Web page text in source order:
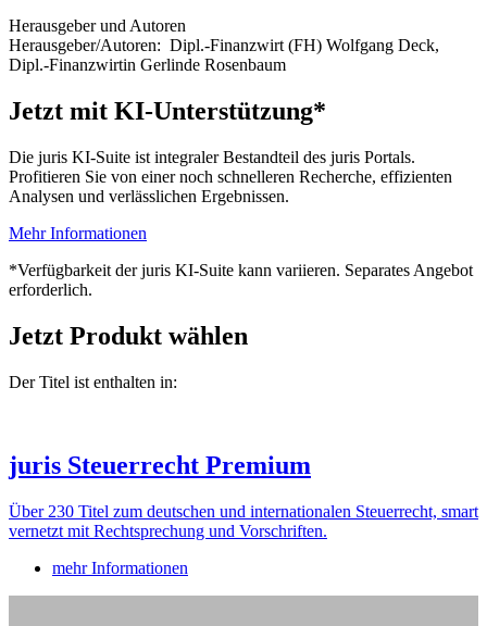
Herausgeber und Autoren
Herausgeber/Autoren: Dipl.-Finanzwirt (FH) Wolfgang Deck,
Dipl.-Finanzwirtin Gerlinde Rosenbaum
Jetzt mit KI-Unterstützung*
Die juris KI-Suite ist integraler Bestandteil des juris Portals.
Profitieren Sie von einer noch schnelleren Recherche, effizienten
Analysen und verlässlichen Ergebnissen.
Mehr Informationen
*Verfügbarkeit der juris KI-Suite kann variieren. Separates Angebot
erforderlich.
Jetzt Produkt wählen
Der Titel ist enthalten in:
juris Steuerrecht Premium
Über 230 Titel zum deutschen und internationalen Steuerrecht, smart
vernetzt mit Rechtsprechung und Vorschriften.
mehr Informationen